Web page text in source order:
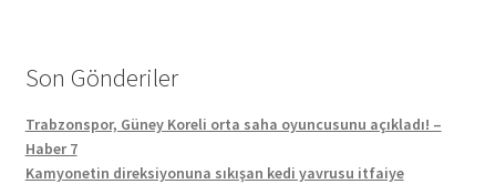
Son Gönderiler
Trabzonspor, Güney Koreli orta saha oyuncusunu açıkladı! –
Haber 7
Kamyonetin direksiyonuna sıkışan kedi yavrusu itfaiye